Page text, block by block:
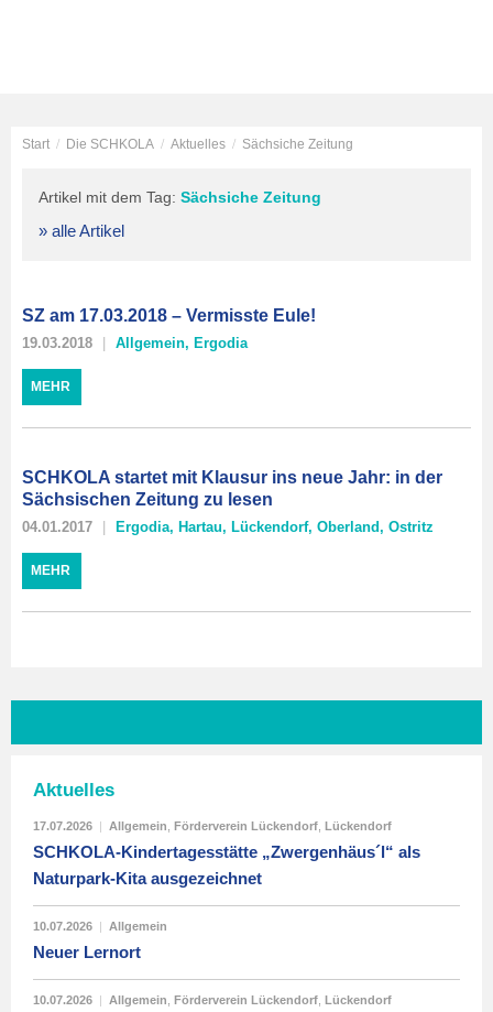
Start / Die SCHKOLA / Aktuelles / Sächsiche Zeitung
Artikel mit dem Tag: Sächsiche Zeitung
» alle Artikel
SZ am 17.03.2018 – Vermisste Eule!
19.03.2018 Allgemein, Ergodia
MEHR
SCHKOLA startet mit Klausur ins neue Jahr: in der
Sächsischen Zeitung zu lesen
04.01.2017 Ergodia, Hartau, Lückendorf, Oberland, Ostritz
MEHR
Aktuelles
17.07.2026 | Allgemein Förderverein Lückendorf Lückendorf
SCHKOLA-Kindertagesstätte „Zwergenhäus´l“ als
Naturpark-Kita ausgezeichnet
10.07.2026 | Allgemein
Neuer Lernort
10.07.2026 | Allgemein Förderverein Lückendorf Lückendorf